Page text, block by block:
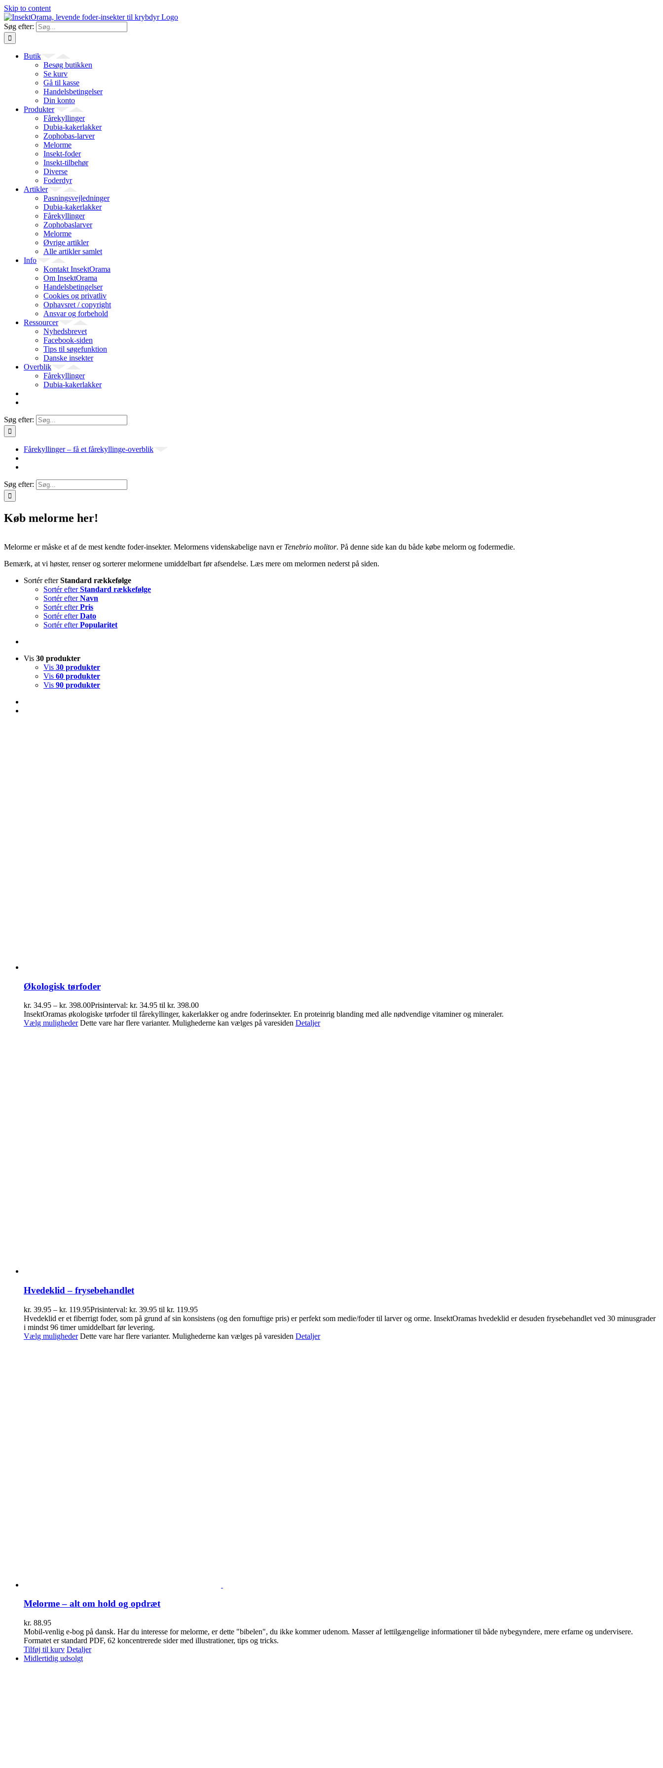
Skip to content
Søg efter:
Butik
Besøg butikken
Se kurv
Gå til kasse
Handelsbetingelser
Din konto
Produkter
Fårekyllinger
Dubia-kakerlakker
Zophobas-larver
Melorme
Insekt-foder
Insekt-tilbehør
Diverse
Foderdyr
Artikler
Pasningsvejledninger
Dubia-kakerlakker
Fårekyllinger
Zophobaslarver
Melorme
Øvrige artikler
Alle artikler samlet
Info
Kontakt InsektOrama
Om InsektOrama
Handelsbetingelser
Cookies og privatliv
Ophavsret / copyright
Ansvar og forbehold
Ressourcer
Nyhedsbrevet
Facebook-siden
Tips til søgefunktion
Danske insekter
Overblik
Fårekyllinger
Dubia-kakerlakker
Søg efter:
Fårekyllinger – få et fårekyllinge-overblik
Søg efter:
Køb melorme her!
Melorme er måske et af de mest kendte foder-insekter. Melormens videnskabelige navn er Tenebrio molitor. På denne side kan du både købe melorm og fodermedie.
Bemærk, at vi høster, renser og sorterer melormene umiddelbart før afsendelse. Læs mere om melormen nederst på siden.
Sortér efterStandard rækkefølge
Sortér efterStandard rækkefølge
Sortér efterNavn
Sortér efterPris
Sortér efterDato
Sortér efterPopularitet
Vis 30 produkter
Vis 30 produkter
Vis 60 produkter
Vis 90 produkter
Økologisk tørfoder
kr. 34.95 – kr. 398.00Prisinterval: kr. 34.95 til kr. 398.00
InsektOramas økologiske tørfoder til fårekyllinger, kakerlakker og andre foderinsekter. En proteinrig blanding med alle nødvendige vitaminer og mineraler.
Vælg muligheder Dette vare har flere varianter. Mulighederne kan vælges på varesiden Detaljer
Hvedeklid – frysebehandlet
kr. 39.95 – kr. 119.95Prisinterval: kr. 39.95 til kr. 119.95
Hvedeklid er et fiberrigt foder, som på grund af sin konsistens (og den fornuftige pris) er perfekt som medie/foder til larver og orme. InsektOramas hvedeklid er desuden frysebehandlet ved 30 minusgrader
i mindst 96 timer umiddelbart før levering.
Vælg muligheder Dette vare har flere varianter. Mulighederne kan vælges på varesiden Detaljer
Melorme – alt om hold og opdræt
kr. 88.95
Mobil-venlig e-bog på dansk. Har du interesse for melorme, er dette "bibelen", du ikke kommer udenom. Masser af lettilgængelige informationer til både nybegyndere, mere erfarne og undervisere.
Formatet er standard PDF, 62 koncentrerede sider med illustrationer, tips og tricks.
Tilføj til kurv Detaljer
Midlertidig udsolgt